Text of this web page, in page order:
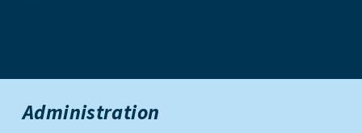
Administration